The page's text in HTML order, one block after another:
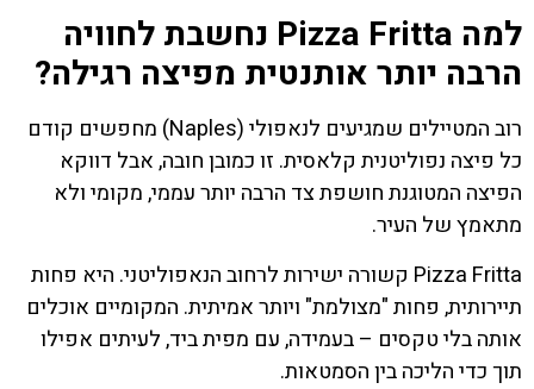
למה Pizza Fritta נחשבת לחוויה
הרבה יותר אותנטית מפיצה רגילה?
רוב המטיילים שמגיעים לנאפולי (Naples) מחפשים קודם
כל פיצה נפוליטנית קלאסית. זו כמובן חובה, אבל דווקא
הפיצה המטוגנת חושפת צד הרבה יותר עממי, מקומי ולא
מתאמץ של העיר.
Pizza Fritta קשורה ישירות לרחוב הנאפוליטני. היא פחות
תיירותית, פחות "מצולמת" ויותר אמיתית. המקומיים אוכלים
אותה בלי טקסים – בעמידה, עם מפית ביד, לעיתים אפילו
תוך כדי הליכה בין הסמטאות.